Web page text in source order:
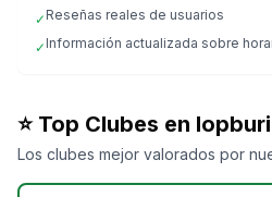
✓ Reseñas reales de usuarios
✓ Información actualizada sobre
⭐ Top Clubes en
Los clubes mejor valorados por
ร้านมาเหอะกัญชา/Come